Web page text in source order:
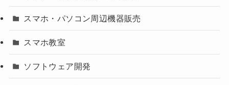
スマホ・パソコン周辺機器販売
スマホ教室
ソフトウェア開発